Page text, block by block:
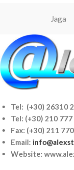
Jaga
Tel: (+30) 26310
Tel: (+30) 210 777
Fax: (+30) 211
Email:
Website: